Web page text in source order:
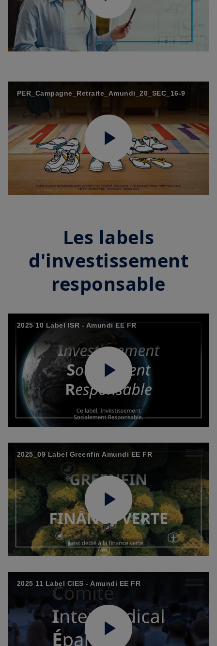
Play
PER_Campagne_Retraite_Amundi_20_SEC_16-9
Play
Les labels
d'investissement
responsable
2025 10 Label ISR - Amundi EE FR
Play
Video
2025_09 Label Greenfin Amundi EE FR
Play
Video
2025 11 Label CIES - Amundi EE FR